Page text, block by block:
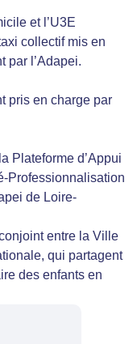
et l’U3E
collectif mis en
par l’Adapei.
pris en charge par
Plateforme d’Appui
Professionnalisation
de Loire-
entre la Ville
qui partagent
des enfants en